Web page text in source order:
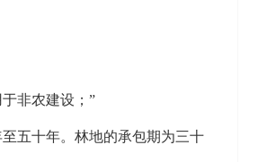
非农建设；”
五十年。林地的承包期为三十